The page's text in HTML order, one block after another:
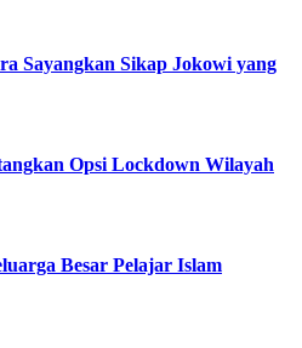
Sayangkan Sikap Jokowi yang
Opsi Lockdown Wilayah
Besar Pelajar Islam